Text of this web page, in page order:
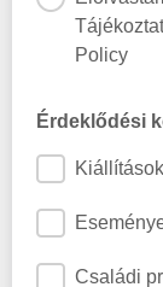
Policy
Érdeklődési
Családi